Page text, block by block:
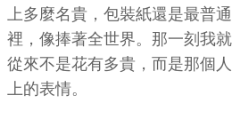
上多麼名貴，包裝紙還是最普
裡，像捧著全世界。那一刻我
從來不是花有多貴，而是那個
上的表情。